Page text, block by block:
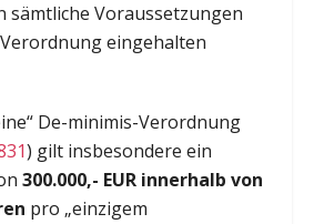
sämtliche Voraussetzungen
eingehalten
De-minimis-Verordnung
) gilt insbesondere ein
300.000,- EUR innerhalb von
pro „einzigem